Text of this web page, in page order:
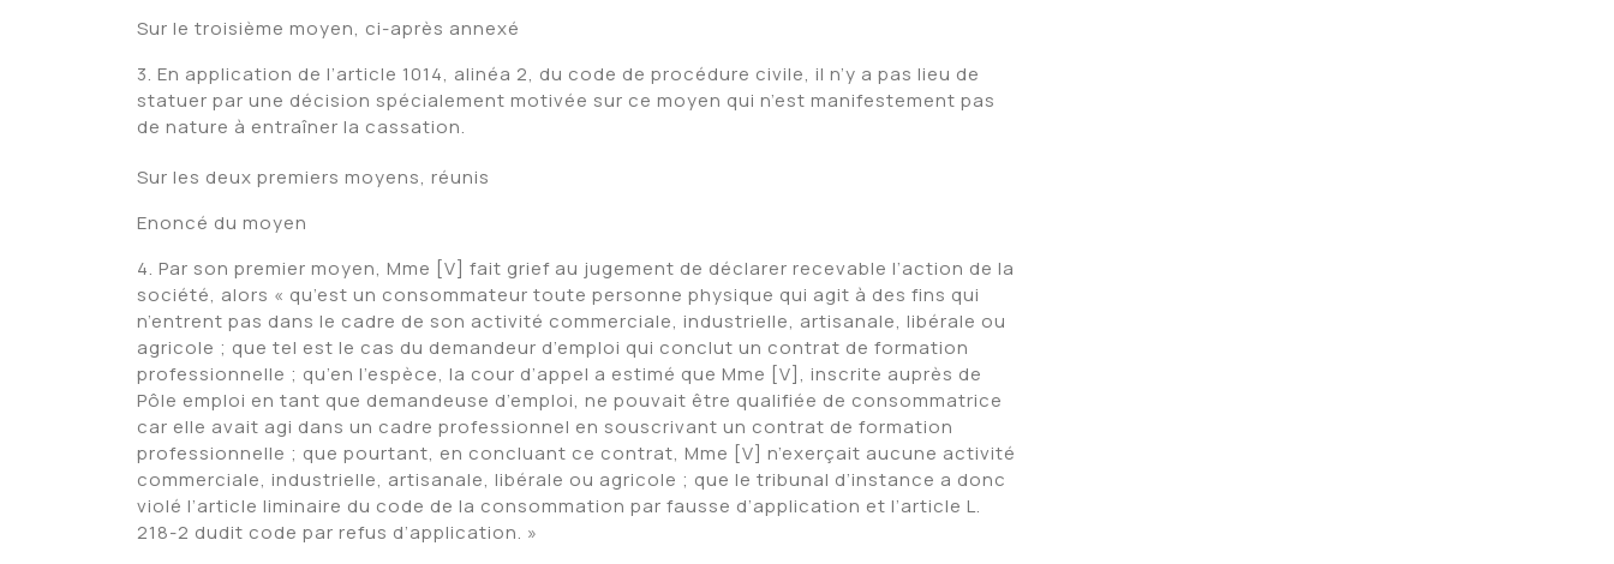
Sur le troisième moyen, ci-après annexé
3. En application de l’article 1014, alinéa 2, du code de procédure civile, il n’y a pas lieu de
statuer par une décision spécialement motivée sur ce moyen qui n’est manifestement pas
de nature à entraîner la cassation.
Sur les deux premiers moyens, réunis
Enoncé du moyen
4. Par son premier moyen, Mme [V] fait grief au jugement de déclarer recevable l’action de la
société, alors « qu’est un consommateur toute personne physique qui agit à des fins qui
n’entrent pas dans le cadre de son activité commerciale, industrielle, artisanale, libérale ou
agricole ; que tel est le cas du demandeur d’emploi qui conclut un contrat de formation
professionnelle ; qu’en l’espèce, la cour d’appel a estimé que Mme [V], inscrite auprès de
Pôle emploi en tant que demandeuse d’emploi, ne pouvait être qualifiée de consommatrice
car elle avait agi dans un cadre professionnel en souscrivant un contrat de formation
professionnelle ; que pourtant, en concluant ce contrat, Mme [V] n’exerçait aucune activité
commerciale, industrielle, artisanale, libérale ou agricole ; que le tribunal d’instance a donc
violé l’article liminaire du code de la consommation par fausse d’application et l’article L.
218-2 dudit code par refus d’application. »